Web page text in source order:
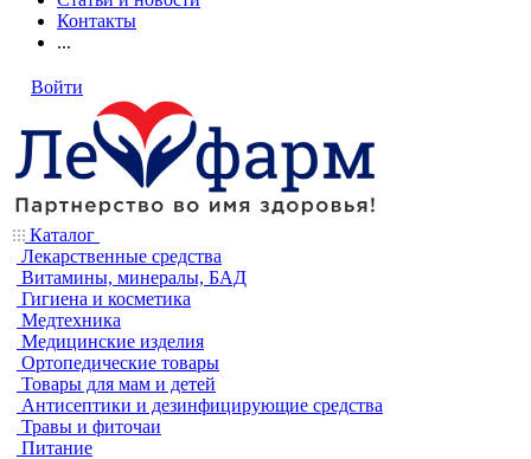
Контакты
...
Войти
Каталог
Лекарственные средства
Витамины, минералы, БАД
Гигиена и косметика
Медтехника
Медицинские изделия
Ортопедические товары
Товары для мам и детей
Антисептики и дезинфицирующие средства
Травы и фиточаи
Питание